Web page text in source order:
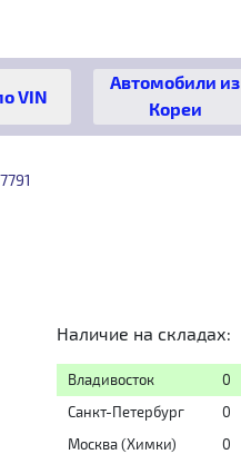
Автомобили из
Кореи
Наличие на складах:
Владивосток
0
Санкт-Петербург
0
Москва (Химки)
0